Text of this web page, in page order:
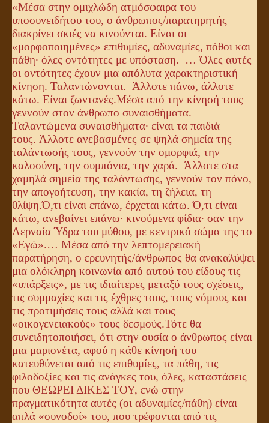
«Μέσα στην ομιχλώδη ατμόσφαιρα του
υποσυνειδήτου του, ο άνθρωπος/παρατηρητής
διακρίνει σκιές να κινούνται. Είναι οι
«μορφοποιημένες» επιθυμίες, αδυναμίες, πόθοι και
πάθη· όλες οντότητες με υπόσταση. …Όλες αυτές
οι οντότητες έχουν μια απόλυτα χαρακτηριστική
κίνηση. Ταλαντώνονται. Άλλοτε πάνω, άλλοτε
κάτω. Είναι ζωντανές.Μέσα από την κίνησή τους
γεννούν στον άνθρωπο συναισθήματα.
Ταλαντώμενα συναισθήματα· είναι τα παιδιά
τους. Άλλοτε ανεβασμένες σε ψηλά σημεία της
ταλάντωσής τους, γεννούν την ομορφιά, την
καλοσύνη, την συμπόνια, την χαρά. Άλλοτε στα
χαμηλά σημεία της ταλάντωσης, γεννούν τον πόνο,
την απογοήτευση, την κακία, τη ζήλεια, τη
θλίψη.Ό,τι είναι επάνω, έρχεται κάτω. Ό,τι είναι
κάτω, ανεβαίνει επάνω· κινούμενα φίδια· σαν την
Λερναία Ύδρα του μύθου, με κεντρικό σώμα της το
«Εγώ».… Μέσα από την λεπτομερειακή
παρατήρηση, ο ερευνητής/άνθρωπος θα ανακαλύψει
μια ολόκληρη κοινωνία από αυτού του είδους τις
«υπάρξεις», με τις ιδιαίτερες μεταξύ τους σχέσεις,
τις συμμαχίες και τις έχθρες τους, τους νόμους και
τις προτιμήσεις τους αλλά και τους
«οικογενειακούς» τους δεσμούς.Τότε θα
συνειδητοποιήσει, ότι στην ουσία ο άνθρωπος είναι
μια μαριονέτα, αφού η κάθε κίνησή του
κατευθύνεται από τις επιθυμίες, τα πάθη, τις
φιλοδοξίες και τις ανάγκες του, όλες, καταστάσεις
που ΘΕΩΡΕΙ ΔΙΚΕΣ ΤΟΥ, ενώ στην
πραγματικότητα αυτές (οι αδυναμίες/πάθη) είναι
απλά «συνοδοί» του, που τρέφονται από τις